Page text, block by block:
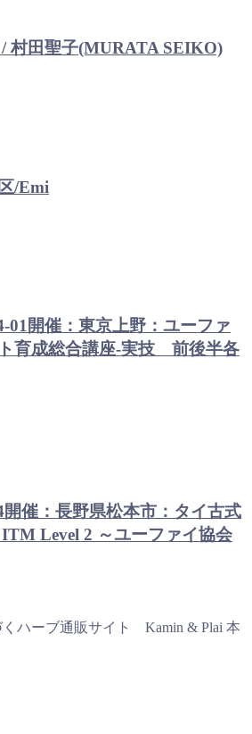
村田聖子(MURATA SEIKO)
/Emi
01開催：東京上野：ユーファ
育成総合講座-実技 前後半各
開催：長野県松本市：タイ古式
Level 2 ～ユーファイ協会
ハーブ通販サイト Kamin & Plai 本